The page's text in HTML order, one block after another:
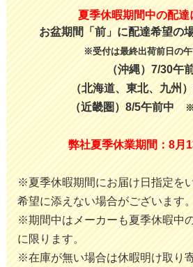
夏季休暇期間中の配達
お盆期間「前」に配達希望の
※受付は最終出荷前日の
（沖縄）7/30午
（北海道、東北、九州
（近畿圏）8/5午前中※
弊社夏季休業期間：8月
※夏季休暇期間にお届け日指定を
希望に添えない場合がございます
※期間中はメーカーも夏季休暇中
に限ります。
※在庫が無い場合は休暇明け取り